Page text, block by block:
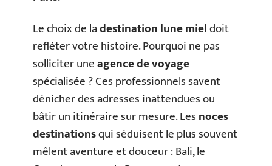
Le choix de ladestination lune mieldoit
refléter votre histoire. Pourquoi ne pas
solliciter uneagence de voyage
spécialisée ? Ces professionnels savent
dénicher des adresses inattendues ou
bâtir un itinéraire sur mesure. Lesnoces
destinationsqui séduisent le plus souvent
mêlent aventure et douceur : Bali, le